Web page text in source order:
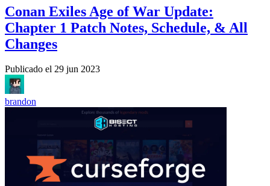
Conan Exiles Age of War Update:
Chapter 1 Patch Notes, Schedule, & All
Changes
Publicado el 29 jun 2023
brandon